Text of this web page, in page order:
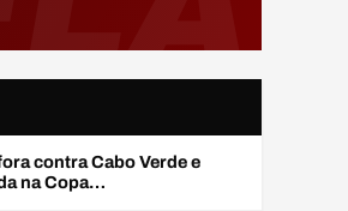
contra Cabo Verde e
na Copa…